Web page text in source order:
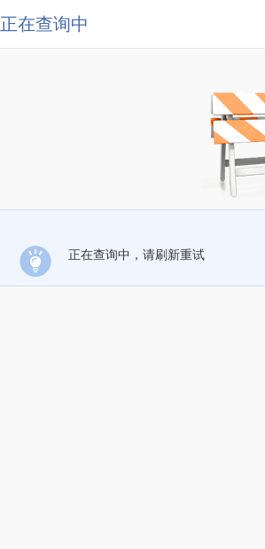
正在查询中
正在查询中，请刷新重试